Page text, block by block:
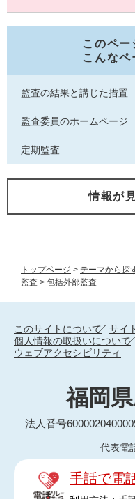
トップページ > テーマから探
監査 > 包括外部監査
このペー
こんなペ
監査の結果と講じた措置
監査委員のホームページ
定期監査
情報が
このサイトについて
サイ
個人情報の取扱いについて
ウェブアクセシビリティ
福岡
法人番号
代表電
手話で電